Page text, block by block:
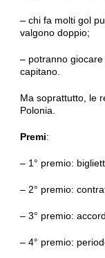
– chi fa molti gol
valgono doppio;
– potranno
capitano.
Ma soprattutto, le
Polonia.
Premi:
– 1° premio:
– 2° premio:
– 3° premio:
– 4° premio: